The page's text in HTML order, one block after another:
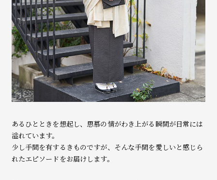
あるひとときを想起し、思慕の情がわき上がる瞬間が日常には
溢れています。
少し手間を有するきものですが、そんな手間を愛しいと感じら
れたエピソードをお届けします。